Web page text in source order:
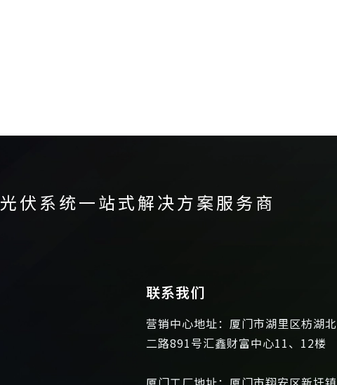
光伏系统一站式解决方案服务商
联系我们
营销中心地址：厦门市湖里区枋湖北
二路891号汇鑫财富中心11、12楼